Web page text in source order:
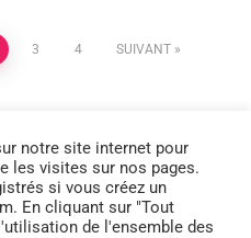
3 4 SUIVANT
ACTUALITÉ
notre site internet pour
les visites sur nos pages.
si vous créez un
En cliquant sur "Tout
de l'ensemble des